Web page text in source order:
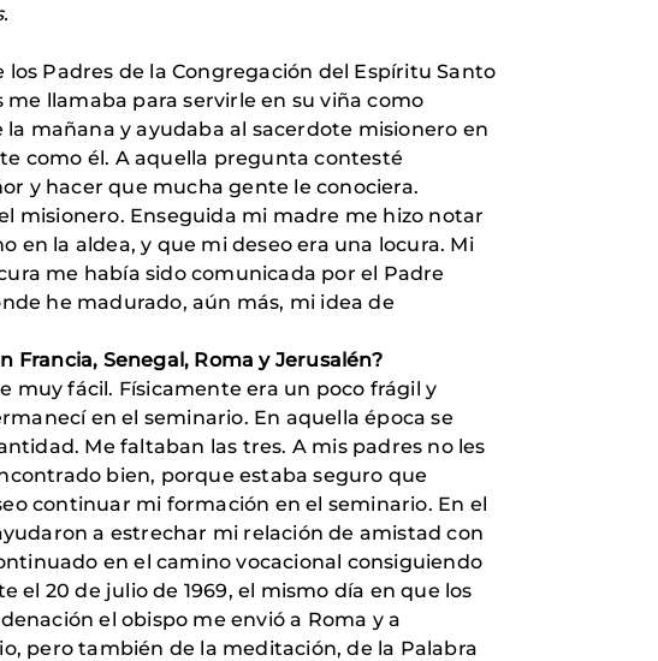
Padres de la Congregación del Espíritu Santo
llamaba para servirle en su viña como
la mañana y ayudaba al sacerdote misionero en
como él. A aquella pregunta contesté
y hacer que mucha gente le conociera.
misionero. Enseguida mi madre me hizo notar
en la aldea, y que mi deseo era una locura. Mi
me había sido comunicada por el Padre
he madurado, aún más, mi idea de
Senegal, Roma y Jerusalén?
fácil. Físicamente era un poco frágil y
en el seminario. En aquella época se
Me faltaban las tres. A mis padres no les
bien, porque estaba seguro que
continuar mi formación en el seminario. En el
a estrechar mi relación de amistad con
en el camino vocacional consiguiendo
20 de julio de 1969, el mismo día en que los
el obispo me envió a Roma y a
pero también de la meditación, de la Palabra